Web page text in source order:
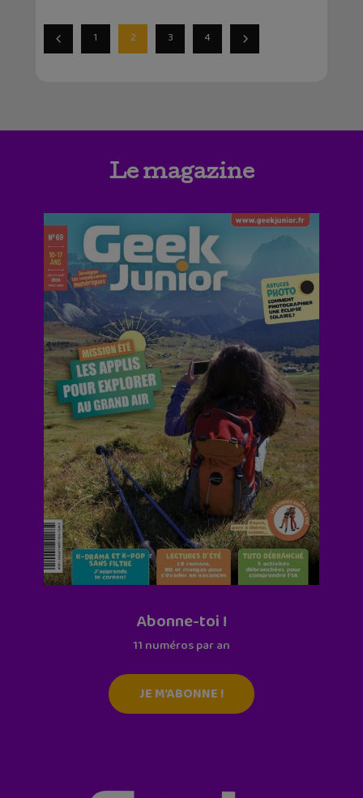
1 2 3 4
Le magazine
Abonne-toi !
11 numéros par an
JE M'ABONNE !